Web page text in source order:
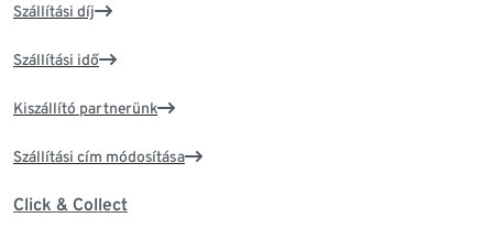
Szállítási díj
Szállítási idő
Kiszállító partnerünk
Szállítási cím módosítása
Click & Collect